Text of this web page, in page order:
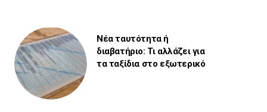
Νέα ταυτότητα ή
διαβατήριο: Τι αλλάζει για
τα ταξίδια στο εξωτερικό